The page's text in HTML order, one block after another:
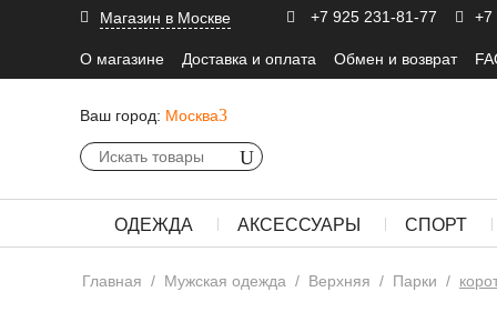
Магазин в Москве +7 925 231-81-77 +7
О магазине Доставка и оплата Обмен и возврат
Ваш город: Москва
ОДЕЖДА АКСЕССУАРЫ СПОРТ
Главная / Мужская одежда / Верхняя / Парки /